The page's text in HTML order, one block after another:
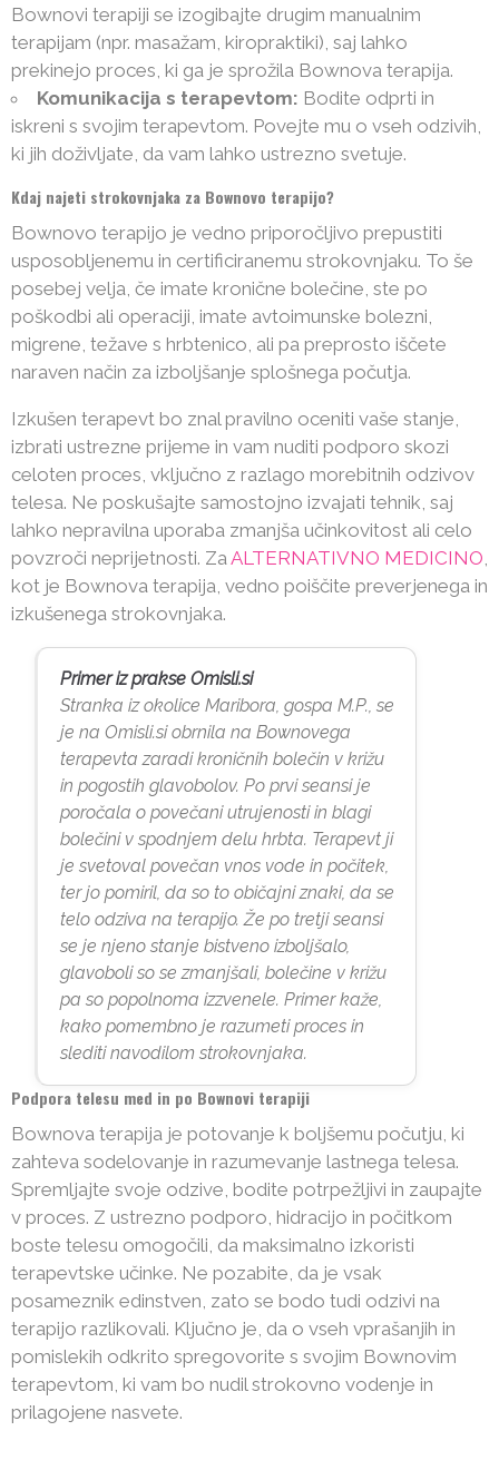
Bownovi terapiji se izogibajte drugim manualnim
terapijam (npr. masažam, kiropraktiki), saj lahko
prekinejo proces, ki ga je sprožila Bownova terapija.
Komunikacija s terapevtom: Bodite odprti in
iskreni s svojim terapevtom. Povejte mu o vseh odzivih,
ki jih doživljate, da vam lahko ustrezno svetuje.
Kdaj najeti strokovnjaka za Bownovo terapijo?
Bownovo terapijo je vedno priporočljivo prepustiti
usposobljenemu in certificiranemu strokovnjaku. To še
posebej velja, če imate kronične bolečine, ste po
poškodbi ali operaciji, imate avtoimunske bolezni,
migrene, težave s hrbtenico, ali pa preprosto iščete
naraven način za izboljšanje splošnega počutja.
Izkušen terapevt bo znal pravilno oceniti vaše stanje,
izbrati ustrezne prijeme in vam nuditi podporo skozi
celoten proces, vključno z razlago morebitnih odzivov
telesa. Ne poskušajte samostojno izvajati tehnik, saj
lahko nepravilna uporaba zmanjša učinkovitost ali celo
povzroči neprijetnosti. ZaALTERNATIVNO MEDICINO,
kot je Bownova terapija, vedno poiščite preverjenega in
izkušenega strokovnjaka.
Primer iz prakse Omisli.si
Stranka iz okolice Maribora, gospa M.P., se
je na Omisli.si obrnila na Bownovega
terapevta zaradi kroničnih bolečin v križu
in pogostih glavobolov. Po prvi seansi je
poročala o povečani utrujenosti in blagi
bolečini v spodnjem delu hrbta. Terapevt ji
je svetoval povečan vnos vode in počitek,
ter jo pomiril, da so to običajni znaki, da se
telo odziva na terapijo. Že po tretji seansi
se je njeno stanje bistveno izboljšalo,
glavoboli so se zmanjšali, bolečine v križu
pa so popolnoma izzvenele. Primer kaže,
kako pomembno je razumeti proces in
slediti navodilom strokovnjaka.
Podpora telesu med in po Bownovi terapiji
Bownova terapija je potovanje k boljšemu počutju, ki
zahteva sodelovanje in razumevanje lastnega telesa.
Spremljajte svoje odzive, bodite potrpežljivi in zaupajte
v proces. Z ustrezno podporo, hidracijo in počitkom
boste telesu omogočili, da maksimalno izkoristi
terapevtske učinke. Ne pozabite, da je vsak
posameznik edinstven, zato se bodo tudi odzivi na
terapijo razlikovali. Ključno je, da o vseh vprašanjih in
pomislekih odkrito spregovorite s svojim Bownovim
terapevtom, ki vam bo nudil strokovno vodenje in
prilagojene nasvete.